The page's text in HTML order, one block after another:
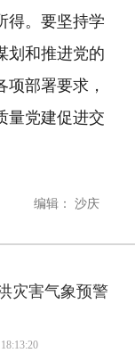
得。要坚持学
划和推进党的
部署要求，
量党建促进交
编辑： 沙庆
灾害气象预警